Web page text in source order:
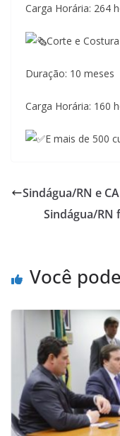
Carga Horária: 264
Corte e Costura
Duração: 10 meses
Carga Horária: 160
E mais de 500
Sindágua/RN e
Sindágua/RN
Você